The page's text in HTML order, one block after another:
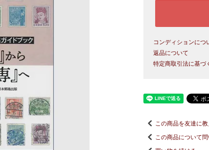
コンディションにつ
返品について
特定商取引法に基づ
この商品を友達に
この商品について